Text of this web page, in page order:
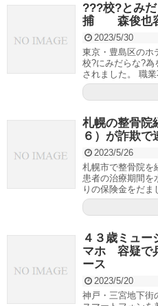
???校?とみ
捕 森俊也
2023/5/30
東京・豊島区のホ
校?にみだらな?為
されました。 職業
札幌の整骨院
６）が詐欺で
2023/5/26
札幌市で整骨院を
患者の治療期間を
りの保険金をだま
４３歳ミュー
マホ 容疑で
ース
2023/5/20
神戸・三宮地下街